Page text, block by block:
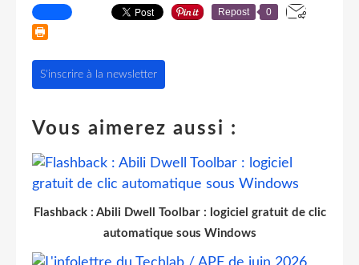
Repost 0
S'inscrire à la newsletter
Vous aimerez aussi :
Flashback : Abili Dwell Toolbar : logiciel gratuit de clic
automatique sous Windows